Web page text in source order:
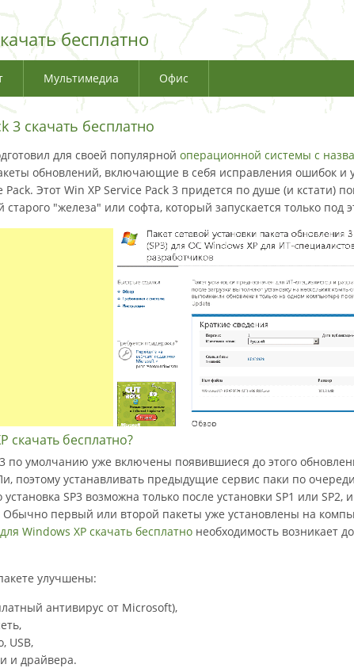
бесплатно
Мультимедиа Офис
3 скачать бесплатно
для своей популярной операционной системы с
обновлений, включающие в себя исправления ошибок и
Этот Win XP Service Pack 3 придется по душе (и кстати)
старого "железа" или софта, который запускается только под
скачать бесплатно?
3 по умолчанию уже включены появившиеся до этого
поэтому устанавливать предыдущие сервис паки по
SP3 возможна только после установки SP1 или SP2,
Обычно первый или второй пакеты уже установлены на
для Windows XP скачать бесплатнонеобходимость возникает
улучшены:
антивирус от Microsoft),
USB,
и драйвера.